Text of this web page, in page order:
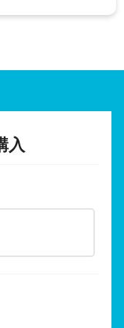
入